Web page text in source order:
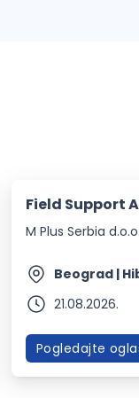
Field Support
M Plus Serbia
Beograd |
21.08.2026.
Pogledajte